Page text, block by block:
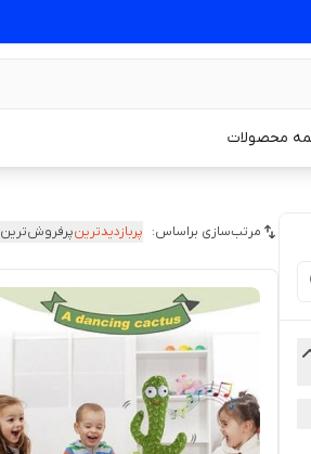
محصولات
مرتب‌سازی براساس: پربازدیدترینپرفروش‌ترین